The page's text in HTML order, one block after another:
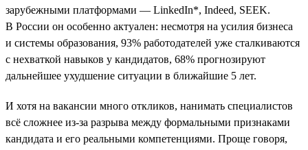
зарубежными платформами — LinkedIn*, Indeed, SEEK.
В России он особенно актуален: несмотря на усилия бизнеса
и системы образования, 93% работодателей уже сталкиваются
с нехваткой навыков у кандидатов, 68% прогнозируют
дальнейшее ухудшение ситуации в ближайшие 5 лет.
И хотя на вакансии много откликов, нанимать специалистов
всё сложнее из-за разрыва между формальными признаками
кандидата и его реальными компетенциями. Проще говоря,